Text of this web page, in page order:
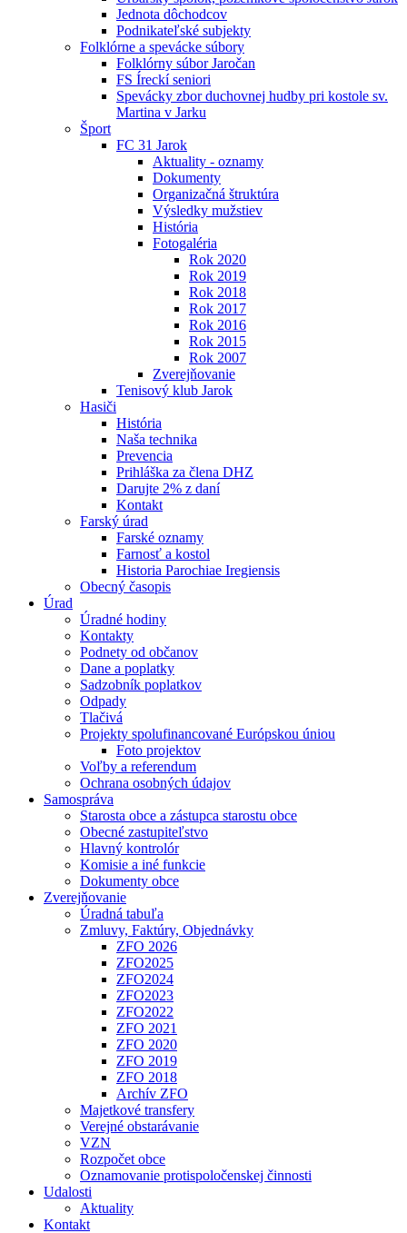
Jednota dôchodcov
Podnikateľské subjekty
Folklórne a spevácke súbory
Folklórny súbor Jaročan
FS Íreckí seniori
Spevácky zbor duchovnej hudby pri kostole sv.
Martina v Jarku
Šport
FC 31 Jarok
Aktuality - oznamy
Dokumenty
Organizačná štruktúra
Výsledky mužstiev
História
Fotogaléria
Rok 2020
Rok 2019
Rok 2018
Rok 2017
Rok 2016
Rok 2015
Rok 2007
Zverejňovanie
Tenisový klub Jarok
Hasiči
História
Naša technika
Prevencia
Prihláška za člena DHZ
Darujte 2% z daní
Kontakt
Farský úrad
Farské oznamy
Farnosť a kostol
Historia Parochiae Iregiensis
Obecný časopis
Úrad
Úradné hodiny
Kontakty
Podnety od občanov
Dane a poplatky
Sadzobník poplatkov
Odpady
Tlačivá
Projekty spolufinancované Európskou úniou
Foto projektov
Voľby a referendum
Ochrana osobných údajov
Samospráva
Starosta obce a zástupca starostu obce
Obecné zastupiteľstvo
Hlavný kontrolór
Komisie a iné funkcie
Dokumenty obce
Zverejňovanie
Úradná tabuľa
Zmluvy, Faktúry, Objednávky
ZFO 2026
ZFO2025
ZFO2024
ZFO2023
ZFO2022
ZFO 2021
ZFO 2020
ZFO 2019
ZFO 2018
Archív ZFO
Majetkové transfery
Verejné obstarávanie
VZN
Rozpočet obce
Oznamovanie protispoločenskej činnosti
Udalosti
Aktuality
Kontakt